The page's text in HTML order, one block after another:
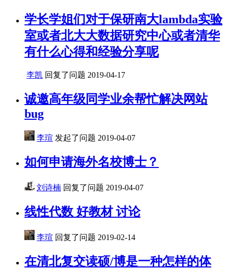
学长学姐们对于保研南大lambda实验
室或者北大大数据研究中心或者清华
有什么心得和经验分享呢
李凯 回复了问题 2019-04-17
诚邀高年级同学业余帮忙解决网站
bug
李瑄 发起了问题 2019-04-07
如何申请海外名校博士？
刘诗楠 回复了问题 2019-04-07
线性代数 好教材 讨论
李瑄 回复了问题 2019-02-14
在清北复交读硕/博是一种怎样的体